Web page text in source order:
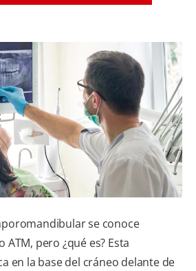
SELECCIÓN DE PRODUCTOS
PARA PROFESIONALES
CUPONES
DÓNDE COMPRAR
se conoce
pero ¿qué es? Esta
en la base del cráneo delante de